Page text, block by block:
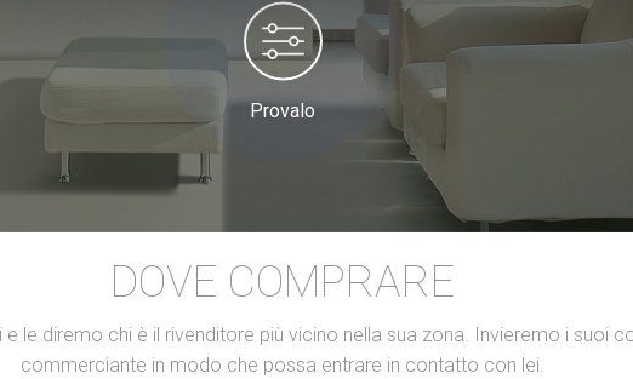
Provalo
DOVE COMPRARE
e le diremo chi è il rivenditore più vicino nella sua zona. Invieremo i suoi
commerciante in modo che possa entrare in contatto con lei.